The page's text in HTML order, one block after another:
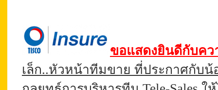
ขอแสดงยินดีกับคว
เล็ก..หัวหน้าทีมขาย ที่ประกาศกับน้